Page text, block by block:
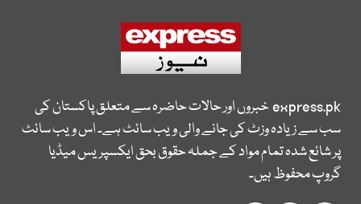
express.pkخبروں اور حالات حاضرہ سے متعلق پاکستان کی
سب سے زیادہ وزٹ کی جانے والی ویب سائٹ ہے۔ اس ویب سائٹ
پر شائع شدہ تمام مواد کے جملہ حقوق بحق ایکسپریس میڈیا
گروپ محفوظ ہیں۔